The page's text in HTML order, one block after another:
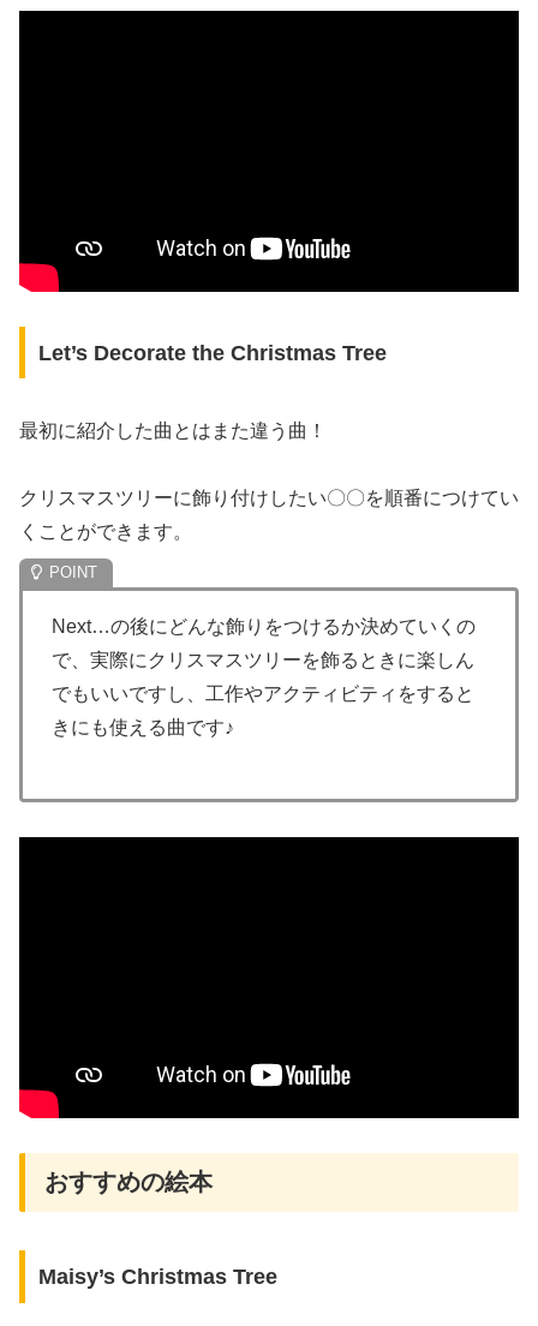
Let’s Decorate the Christmas Tree
最初に紹介した曲とはまた違う曲！
クリスマスツリーに飾り付けしたい〇〇を順番につけてい
くことができます。
Next…の後にどんな飾りをつけるか決めていくの
で、実際にクリスマスツリーを飾るときに楽しん
でもいいですし、工作やアクティビティをすると
きにも使える曲です♪
おすすめの絵本
Maisy’s Christmas Tree